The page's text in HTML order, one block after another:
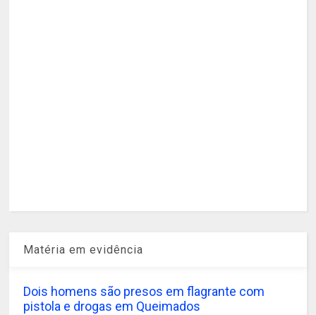
Matéria em evidência
Dois homens são presos em flagrante com
pistola e drogas em Queimados